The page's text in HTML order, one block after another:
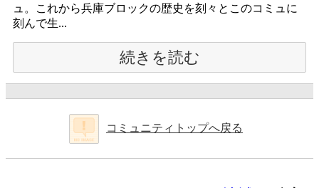
ュ。これから兵庫ブロックの歴史を刻々とこのコミュに
刻んで生...
続きを読む
コミュニティトップへ戻る